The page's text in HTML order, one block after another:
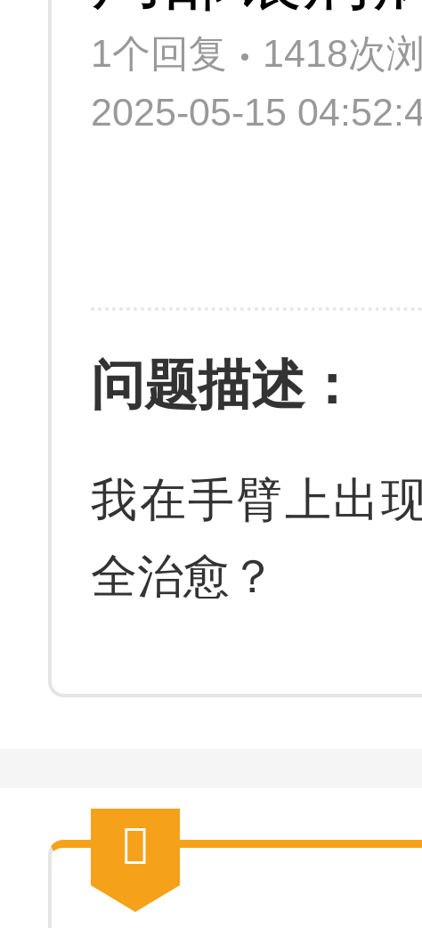
1个回复
1418次
2025-05-15
问题描述：
我在手臂上出
全治愈？